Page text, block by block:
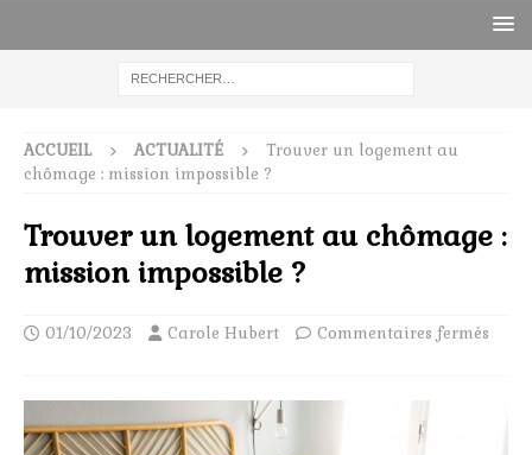
ACCUEIL ACTUALITÉ
Trouver un logement au
chômage : mission impossible ?
Trouver un logement au chômage :
mission impossible ?
01/10/2023 Carole Hubert Commentaires fermés